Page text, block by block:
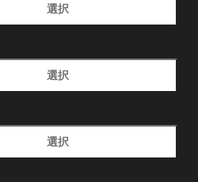
選択
選択
選択